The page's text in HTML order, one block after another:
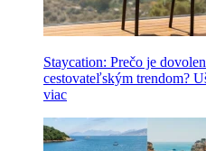
Staycation: Prečo je
cestovateľským trendom?
viac